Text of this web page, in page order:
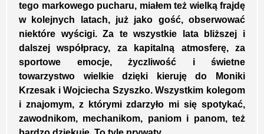
tego markowego pucharu, miałem też wielką frajdę
w kolejnych latach, już jako gość, obserwować
niektóre wyścigi. Za te wszystkie lata bliższej i
dalszej współpracy, za kapitalną atmosferę, za
sportowe emocje, życzliwość i świetne
towarzystwo wielkie dzięki kieruję do Moniki
Krzesak i Wojciecha Szyszko. Wszystkim kolegom
i znajomym, z którymi zdarzyło mi się spotykać,
zawodnikom, mechanikom, paniom i panom, też